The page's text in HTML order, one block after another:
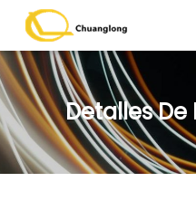
Detalles De